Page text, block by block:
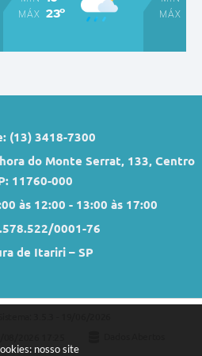
nosso site
MÁX 23º MÁX
(13) 3418-7300
do Monte Serrat, 133, Centro
11760-000
às 12:00 - 13:00 às 17:00
0001-76
de Itariri – SP